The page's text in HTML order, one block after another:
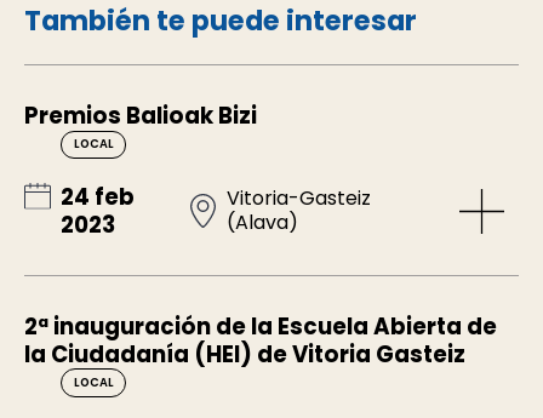
También te puede interesar
Premios Balioak Bizi
LOCAL
24 feb
2023
Vitoria-Gasteiz
(Alava)
2ª inauguración de la Escuela Abierta de
la Ciudadanía (HEI) de Vitoria Gasteiz
LOCAL